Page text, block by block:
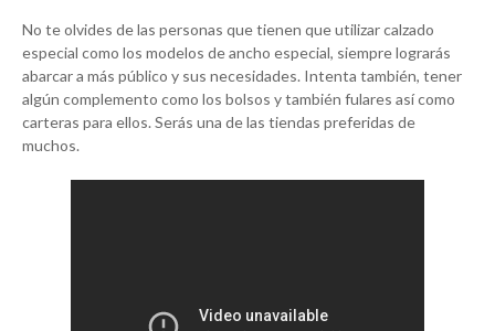
No te olvides de las personas que tienen que utilizar calzado
especial como los modelos de ancho especial, siempre lograrás
abarcar a más público y sus necesidades. Intenta también, tener
algún complemento como los bolsos y también fulares así como
carteras para ellos. Serás una de las tiendas preferidas de
muchos.